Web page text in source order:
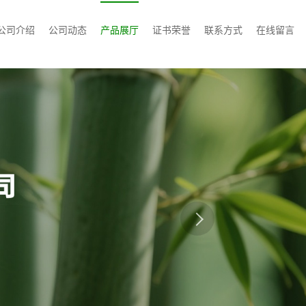
司介绍 公司动态 产品展厅 证书荣誉 联系方式 在线留言